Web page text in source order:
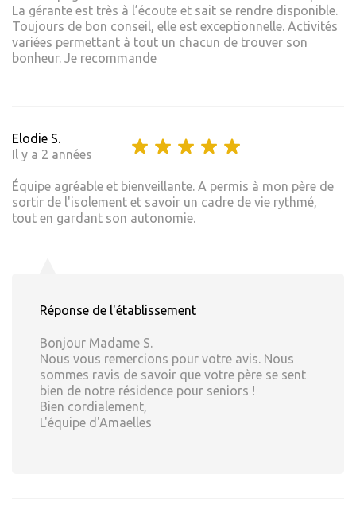
La gérante est très à l’écoute et sait se rendre disponible.
Toujours de bon conseil, elle est exceptionnelle. Activités
variées permettant à tout un chacun de trouver son
bonheur. Je recommande
Elodie S.
Il y a 2 années
Équipe agréable et bienveillante. A permis à mon père de
sortir de l'isolement et savoir un cadre de vie rythmé,
tout en gardant son autonomie.
Réponse de l'établissement
Bonjour Madame S.
Nous vous remercions pour votre avis. Nous
sommes ravis de savoir que votre père se sent
bien de notre résidence pour seniors !
Bien cordialement,
L'équipe d'Amaelles